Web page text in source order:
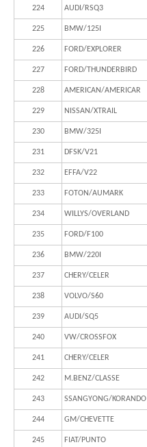
224 AUDI/RSQ3
225 BMW/125I
226 FORD/EXPLORER
227 FORD/THUNDERBIRD
228 AMERICAN/AMERICAR
229 NISSAN/XTRAIL
230 BMW/325I
231 DFSK/V21
232 EFFA/V22
233 FOTON/AUMARK
234 WILLYS/OVERLAND
235 FORD/F100
236 BMW/220I
237 CHERY/CELER
238 VOLVO/S60
239 AUDI/SQ5
240 VW/CROSSFOX
241 CHERY/CELER
242 M.BENZ/CLASSE
243 SSANGYONG/KORANDO
244 GM/CHEVETTE
245 FIAT/PUNTO